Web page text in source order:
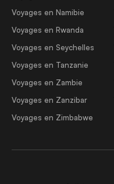
Voyages en Namibie
Voyages en Rwanda
Voyages en Seychelles
Voyages en Tanzanie
Voyages en Zambie
Voyages en Zanzibar
Voyages en Zimbabwe